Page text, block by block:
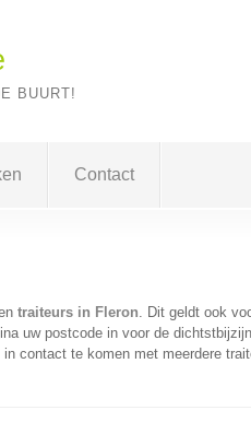
BUURT!
Contact
traiteurs in Fleron. Dit geldt ook
uw postcode in voor de
contact te komen met meerdere